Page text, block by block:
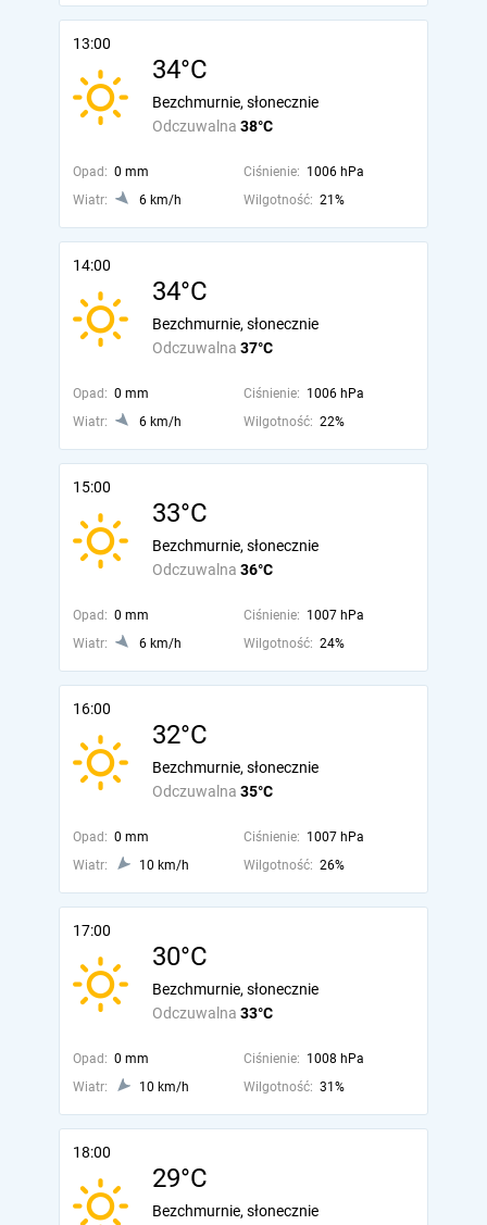
13:00
34°C
Odczuwalna 38°C
Bezchmurnie, słonecznie
Opad: 0 mm Ciśnienie: 1006 hPa
Wiatr:
6 km/h Wilgotność: 21%
14:00
34°C
Odczuwalna 37°C
Bezchmurnie, słonecznie
Opad: 0 mm Ciśnienie: 1006 hPa
Wiatr:
6 km/h Wilgotność: 22%
15:00
33°C
Odczuwalna 36°C
Bezchmurnie, słonecznie
Opad: 0 mm Ciśnienie: 1007 hPa
Wiatr:
6 km/h Wilgotność: 24%
16:00
32°C
Odczuwalna 35°C
Bezchmurnie, słonecznie
Opad: 0 mm Ciśnienie: 1007 hPa
Wiatr:
10 km/h Wilgotność: 26%
17:00
30°C
Odczuwalna 33°C
Bezchmurnie, słonecznie
Opad: 0 mm Ciśnienie: 1008 hPa
Wiatr:
10 km/h Wilgotność: 31%
18:00
29°C
Bezchmurnie, słonecznie